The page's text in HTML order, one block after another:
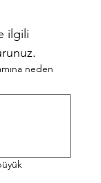
ilgili
neden